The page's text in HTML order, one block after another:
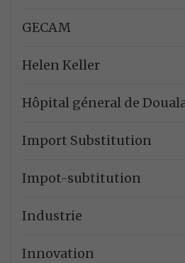
GECAM
Helen Keller
Hôpital géneral de
Import Substitution
Impot-subtitution
Industrie
Innovation